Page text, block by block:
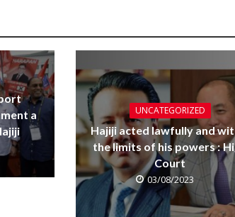
a
UNCATEGORIZED
Hajiji acted lawfully and
the limits of his powers :
Court
03/08/2023